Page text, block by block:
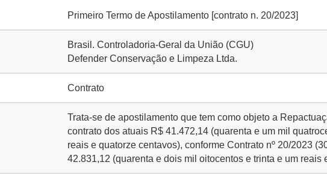
Primeiro Termo de Apostilamento [contrato n. 20/2023]
Brasil. Controladoria-Geral da União (CGU)
Defender Conservação e Limpeza Ltda.
Contrato
Trata-se de apostilamento que tem como objeto a
contrato dos atuais R$ 41.472,14 (quarenta e um mil
reais e quatorze centavos), conforme Contrato nº 20/2023
42.831,12 (quarenta e dois mil oitocentos e trinta e um reais